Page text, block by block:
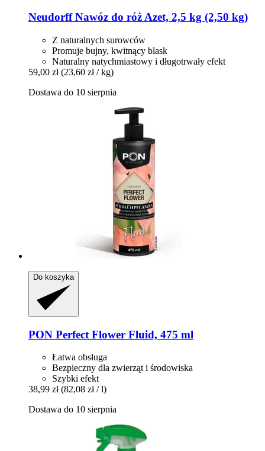
NeudorffNawóz do róż Azet, 2,5 kg (2,50 kg)
Z naturalnych surowców
Promuje bujny, kwitnący blask
Naturalny natychmiastowy i długotrwały efekt
59,00 zł (23,60 zł / kg)
Dostawa do 10 sierpnia
Do koszyka
PON Perfect Flower Fluid, 475 ml
Łatwa obsługa
Bezpieczny dla zwierząt i środowiska
Szybki efekt
38,99 zł (82,08 zł / l)
Dostawa do 10 sierpnia